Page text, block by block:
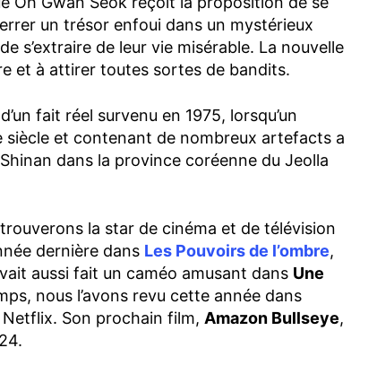
un trésor enfoui dans un mystérieux
s’extraire de leur vie misérable. La nouvelle
et à attirer toutes sortes de bandits.
fait réel survenu en 1975, lorsqu’un
siècle et contenant de nombreux artefacts a
dans la province coréenne du Jeolla
la star de cinéma et de télévision
dernière dans Les Pouvoirs de l’ombre,
aussi fait un caméo amusant dans Une
nous l’avons revu cette année dans
Son prochain film, Amazon Bullseye,